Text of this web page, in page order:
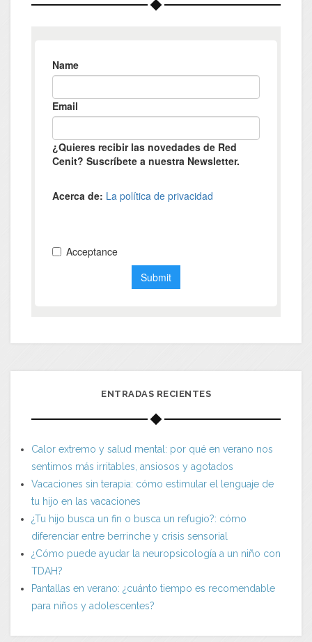
ENTRADAS RECIENTES
Calor extremo y salud mental: por qué en verano nos
sentimos más irritables, ansiosos y agotados
Vacaciones sin terapia: cómo estimular el lenguaje de
tu hijo en las vacaciones
¿Tu hijo busca un fin o busca un refugio?: cómo
diferenciar entre berrinche y crisis sensorial
¿Cómo puede ayudar la neuropsicología a un niño con
TDAH?
Pantallas en verano: ¿cuánto tiempo es recomendable
para niños y adolescentes?